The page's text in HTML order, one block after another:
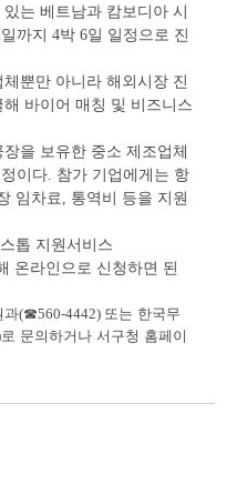
는 베트남과 캄보디아 시
일까지 4박 6일 일정으로 진
뿐만 아니라 해외시장 진
바이어 매칭 및 비즈니스
을 보유한 중소 제조업체
이다 참가 기업에게는 항
임차료
통역비 등을 지원
톱 지원서비스
온라인으로 신청하면 된
과(☎560-4442) 또는 한국무
로 문의하거나 서구청 홈페이